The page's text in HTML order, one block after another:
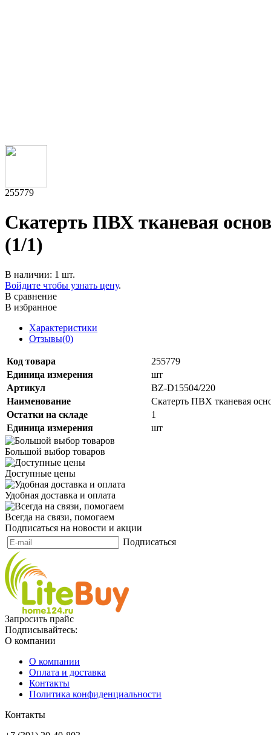
255779
Скатерть ПВХ тканевая
(1/1)
В наличии: 1 шт.
Войдите чтобы узнать цену.
В сравнение
В избранное
Характеристики
Отзывы(0)
Код товара
255779
Единица измерения
шт
Артикул
BZ-D15504/220
Наименование
Скатерть ПВХ тканевая
Остатки на складе
1
Единица измерения
шт
Большой выбор товаров
Доступные цены
Удобная доставка и оплата
Всегда на связи, помогаем
Подписаться на новости и акции
Подписаться
Запросить прайс
Подписывайтесь:
О компании
О компании
Оплата и доставка
Контакты
Политика конфиденциальности
Контакты